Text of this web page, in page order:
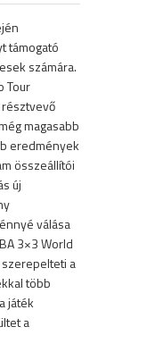
támogató
számára.
Tour
magasabb
eredmények
összeállítói
új
válása
3×3 World
szerepelteti a
több
játék
a